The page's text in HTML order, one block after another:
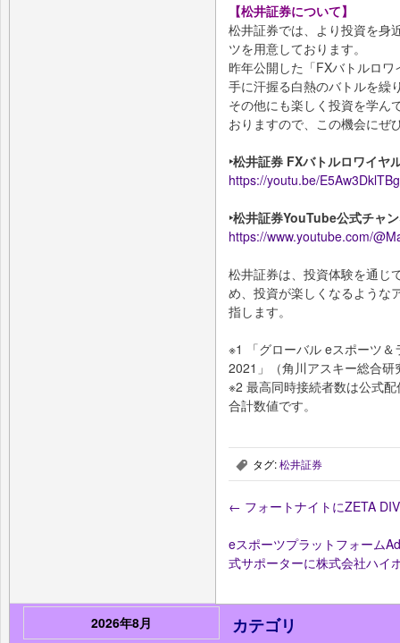
【松井証券について】
松井証券では、より投資を身
ツを用意しております。
昨年公開した「FXバトルロ
手に汗握る白熱のバトルを繰
その他にも楽しく投資を学ん
おりますので、この機会にぜ
‣松井証券 FXバトルロワイヤ
https://youtu.be/E5Aw3DklTBg
‣松井証券YouTube公式チャ
https://www.youtube.com/
松井証券は、投資体験を通じ
め、投資が楽しくなるような
指します。
※1 「グローバル eスポーツ
2021」（角川アスキー総合研
※2 最高同時接続者数は公式
合計数値です。
, タグ:松井証券
← フォートナイトにZETA
eスポーツプラットフォーム
式サポーターに株式会社ハイ
2026年8月
カテゴリ